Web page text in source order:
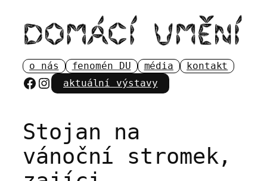
obsah
o nás fenomén DU média kontakt
Facebook
Instagram
aktuální výstavy
Stojan na
vánoční stromek,